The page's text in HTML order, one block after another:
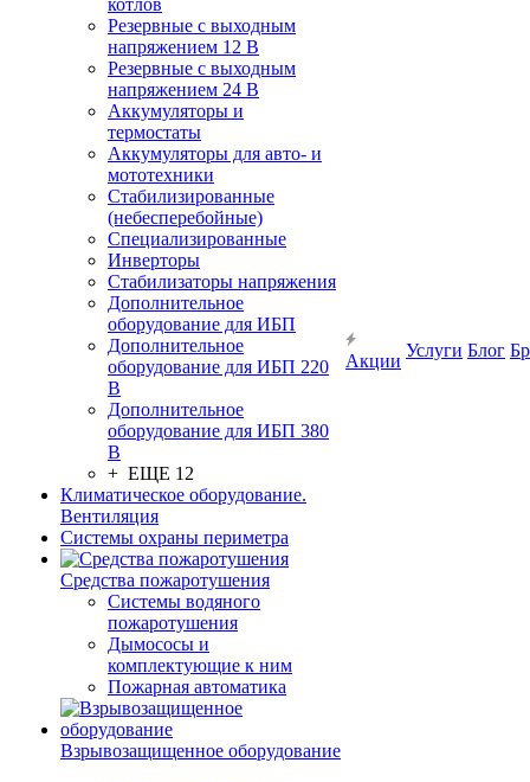
котлов
Резервные с выходным
напряжением 12 В
Резервные с выходным
напряжением 24 В
Аккумуляторы и
термостаты
Аккумуляторы для авто- и
мототехники
Стабилизированные
(небесперебойные)
Специализированные
Инверторы
Стабилизаторы напряжения
Дополнительное
оборудование для ИБП
Дополнительное
оборудование для ИБП 220
В
Дополнительное
оборудование для ИБП 380
В
+ ЕЩЕ 12
Климатическое оборудование.
Вентиляция
Системы охраны периметра
Средства пожаротушения
Системы водяного
пожаротушения
Дымососы и
комплектующие к ним
Пожарная автоматика
Взрывозащищенное оборудование
Акции
Услуги Блог